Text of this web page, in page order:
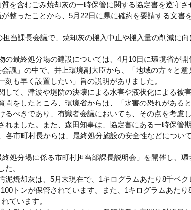
を含むごみ焼却灰の一時保管に関する協定書を遵守さ
整ったことから、5月22日に県に確約を要請する文書
当課長会議で、焼却灰の搬入中止や搬入量の削減に向
最終処分場の建設については、4月10日に環境省が開
議」の中で、井上環境副大臣から、「地域の方々と意
も早く設置したい」旨の説明がありました。
して、津波や堤防の決壊による水害や液状化による被
をしたところ、環境省からは、「水害の恐れがあると
るべきであり、有識者会議においても、その点を考慮
ました。また、森田知事は、協定書にある一時保管
各市町村長からは、最終処分施設の安全性などについ
処分場に係る市町村担当部課長説明会」を開催し、環
た。
焼却灰は、5月末現在で、1キログラムあたり8千ベク
トンが保管されています。また、1キログラムあたり
ています。